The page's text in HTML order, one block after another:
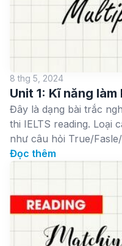
8 thg 5, 2024
Unit 1: Kĩ năng
Đây là dạng bài trắc
thi IELTS reading. Loại
như câu hỏi True/Fasle/
Đọc thêm